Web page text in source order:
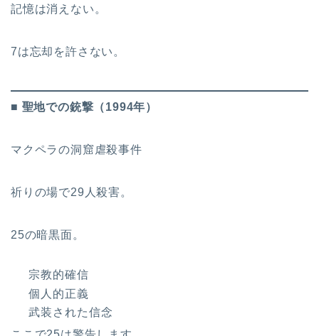
記憶は消えない。
7は忘却を許さない。
■ 聖地での銃撃（1994年）
マクペラの洞窟虐殺事件
祈りの場で29人殺害。
25の暗黒面。
宗教的確信
個人的正義
武装された信念